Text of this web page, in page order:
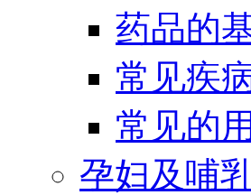
药品的
常见疾
常见的
孕妇及哺